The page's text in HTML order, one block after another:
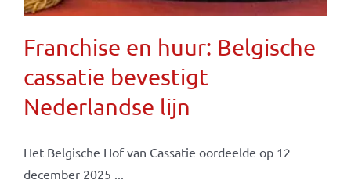
Franchise en huur: Belgische
cassatie bevestigt
Nederlandse lijn
Het Belgische Hof van Cassatie oordeelde op 12
december 2025 ...